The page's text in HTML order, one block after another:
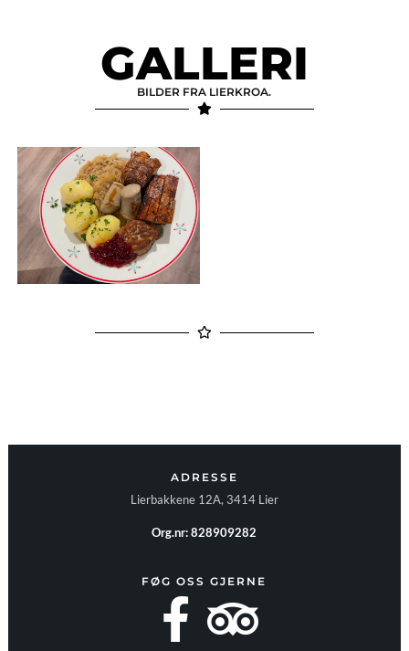
GALLERI
BILDER FRA LIERKROA.
ADRESSE
Lierbakkene 12A, 3414 Lier
Org.nr: 828909282
FØG OSS GJERNE